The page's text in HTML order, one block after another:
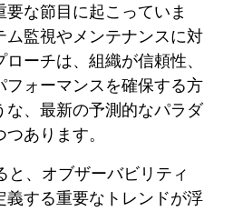
な節目に起こっていま
ム監視やメンテナンスに対
ローチは、 組織が信頼性、
フォーマンスを確保する方
な、最新の予測的なパラダ
あります。
と、オブザーバビリティ
義する重要なトレンドが浮